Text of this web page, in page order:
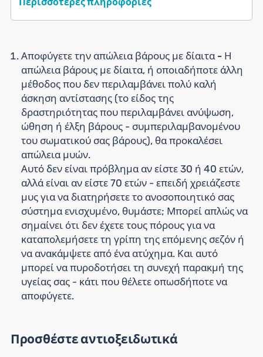
Αποφύγετε την απώλεια βάρους με δίαιτα - Η
απώλεια βάρους με δίαιτα, ή οποιαδήποτε άλλη
μέθοδος που δεν περιλαμβάνει πολύ καλή
άσκηση αντίστασης (το είδος της
δραστηριότητας που περιλαμβάνει ανύψωση,
ώθηση ή έλξη βάρους - συμπεριλαμβανομένου
του σωματικού σας βάρους), θα προκαλέσει
απώλεια μυών.
Αυτό δεν είναι πρόβλημα αν είστε 30 ή 40 ετών,
αλλά είναι αν είστε 70 ετών - επειδή χρειάζεστε
μυς για να διατηρήσετε το ανοσοποιητικό σας
σύστημα ενισχυμένο, θυμάστε; Μπορεί απλώς να
σημαίνει ότι δεν έχετε τους πόρους για να
καταπολεμήσετε τη γρίπη της επόμενης σεζόν ή
να ανακάμψετε από ένα ατύχημα. Και αυτό
μπορεί να πυροδοτήσει τη συνεχή παρακμή της
υγείας σας - κάτι που θέλετε οπωσδήποτε να
αποφύγετε.
Προσθέστε αντιοξειδωτικά